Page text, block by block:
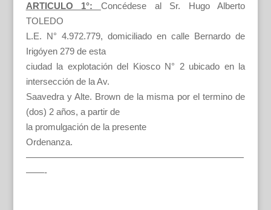
ARTICULO 1°: Concédese al Sr. Hugo Alberto
TOLEDO
L.E. N° 4.972.779, domiciliado en calle Bernardo de
Irigóyen 279 de esta
ciudad la explotación del Kiosco N° 2 ubicado en la
intersección de la Av.
Saavedra y Alte. Brown de la misma por el termino de
(dos) 2 años, a partir de
la promulgación de la presente
Ordenanza.
————————————————————————
——-